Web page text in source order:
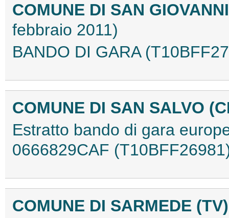
COMUNE DI SAN
febbraio 2011)
BANDO DI GARA
COMUNE DI SAN SALVO
Estratto bando di gara
0666829CAF
COMUNE DI SARMEDE